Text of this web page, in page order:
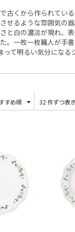
古くから作られてい
せるような雰囲気の
と白の濃淡が現れ、
。一枚一枚職人が手
って明るい気分になる
すめ順 32 件ずつ表